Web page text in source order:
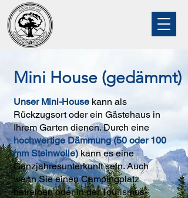
Mini House (gedämmt)
Unser Mini-House kann als
Rückzugsort oder ein Gästehaus in
Ihrem Garten dienen. Durch eine
hochwertige Dämmung (50 oder 100
mm Steinwolle)kann es eine
Ganzjahresunterkunft sein. Auch
wenn Sie einen Campingplatz
betreiben oder in der Tourismus-